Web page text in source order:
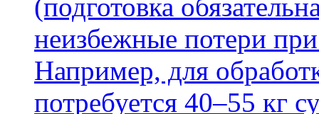
(подготовка
неизбежные потери
Например, для
потребуется 40–55 кг